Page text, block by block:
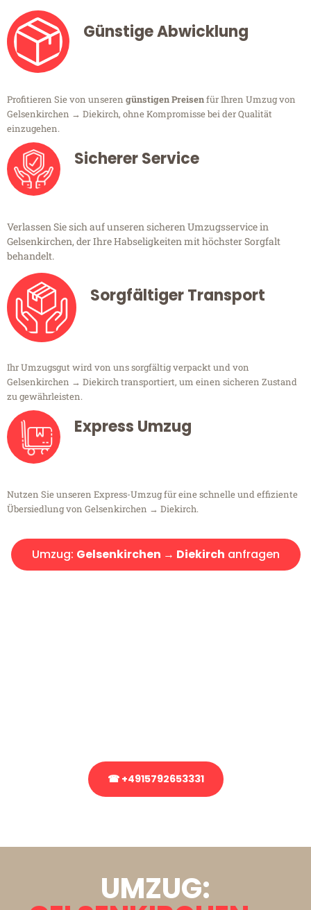
Günstige Abwicklung
Profitieren Sie von unseren günstigen Preisenfür Ihren Umzug von
Gelsenkirchen → Diekirch, ohne Kompromisse bei der Qualität
einzugehen.
Sicherer Service
Verlassen Sie sich auf unseren sicheren Umzugsservice in
Gelsenkirchen, der Ihre Habseligkeiten mit höchster Sorgfalt
behandelt.
Sorgfältiger Transport
Ihr Umzugsgut wird von uns sorgfältig verpackt und von
Gelsenkirchen → Diekirch transportiert, um einen sicheren Zustand
zu gewährleisten.
Express Umzug
Nutzen Sie unseren Express-Umzug für eine schnelle und effiziente
Übersiedlung von Gelsenkirchen → Diekirch.
Umzug: Gelsenkirchen → Diekirch anfragen
☎ +4915792653331
UMZUG: